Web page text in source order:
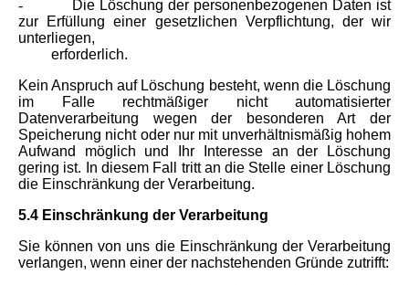
- Die Löschung der personenbezogenen Daten ist
zur Erfüllung einer gesetzlichen Verpflichtung, der wir
unterliegen,
erforderlich.
Kein Anspruch auf Löschung besteht, wenn die Löschung
im Falle rechtmäßiger nicht automatisierter
Datenverarbeitung wegen der besonderen Art der
Speicherung nicht oder nur mit unverhältnismäßig hohem
Aufwand möglich und Ihr Interesse an der Löschung
gering ist. In diesem Fall tritt an die Stelle einer Löschung
die Einschränkung der Verarbeitung.
5.4 Einschränkung der Verarbeitung
Sie können von uns die Einschränkung der Verarbeitung
verlangen, wenn einer der nachstehenden Gründe zutrifft: